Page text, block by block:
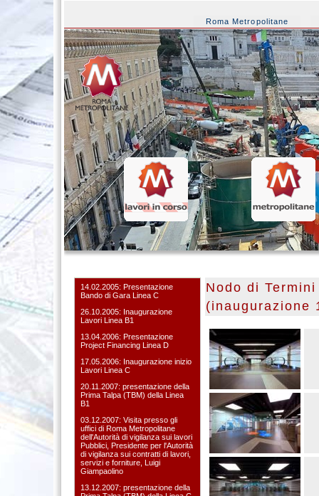
Roma Metropolitane
14.02.2005: Presentazione
Bando di Gara Linea C
26.10.2005: Inaugurazione
Lavori Linea B1
13.04.2006: Presentazione
Project Financing Linea D
17.05.2006: Inaugurazione inizio
Lavori Linea C
20.11.2007: presentazione della
Prima Talpa (TBM) della Linea
B1
03.12.2007: Visita presso gli
uffici di Roma Metropolitane
dell'Autorità di vigilanza sui lavori
Pubblici, Presidente per l'Autorità
di vigilanza sui contratti di lavori,
servizi e forniture, Luigi
Giampaolino
13.12.2007: presentazione della
Nodo di Termini
(inaugurazione